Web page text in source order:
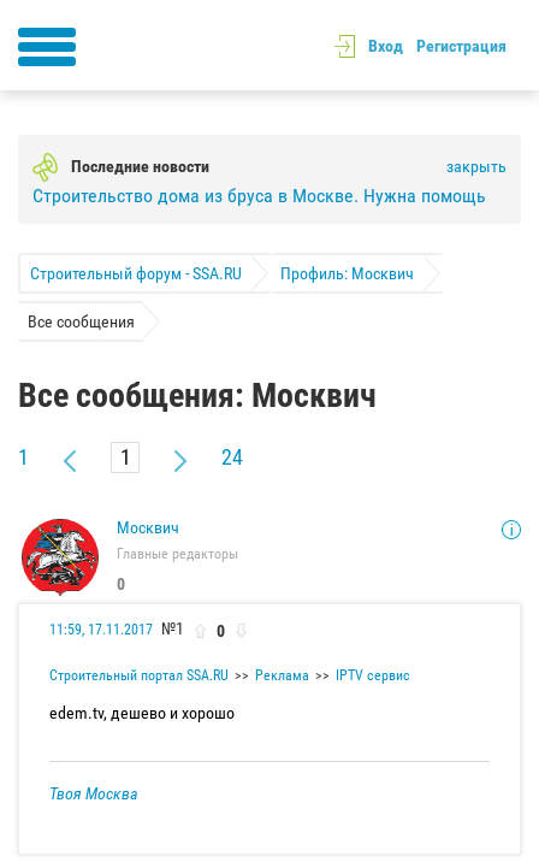
Вход Регистрация
Последние новости закрыть
Строительство дома из бруса в Москве. Нужна помощь
Строительный форум - SSA.RU Профиль: Москвич
Все сообщения
Все сообщения: Москвич
1 24
Москвич
Главные редакторы
0
11:59, 17.11.2017 №1 0
Строительный портал SSA.RU Реклама IPTV сервис
edem.tv, дешево и хорошо
Твоя Москва